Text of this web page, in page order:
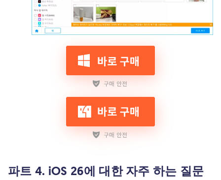
파트 4. iOS 26에 대한 자주 하는 질문